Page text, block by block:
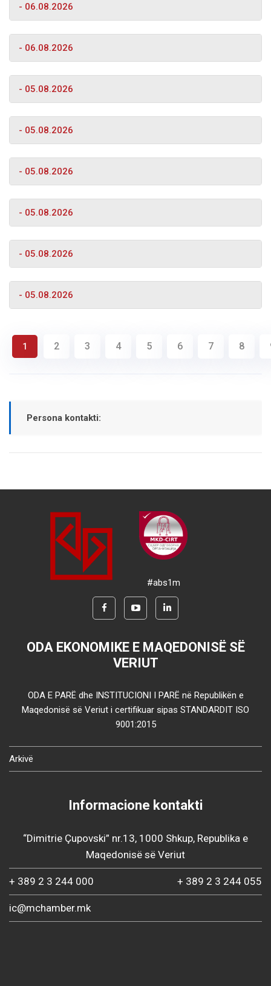
- 06.08.2026
- 06.08.2026
- 05.08.2026
- 05.08.2026
- 05.08.2026
- 05.08.2026
- 05.08.2026
- 05.08.2026
1 2 3 4 5 6 7 8
Persona kontakti:
#abs1m
ODA EKONOMIKE E MAQEDONISË SË
VERIUT
ODA E PARË dhe INSTITUCIONI I PARË në Republikën e
Maqedonisë së Veriut i certifikuar sipas STANDARDIT ISO
9001:2015
Arkivë
Informacione kontakti
“Dimitrie Çupovski” nr.13, 1000 Shkup, Republika e
Maqedonisë së Veriut
+ 389 2 3 244 000 + 389 2 3 244 055
ic@mchamber.mk